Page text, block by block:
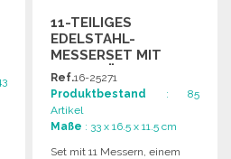
11-TEILIGES
EDELSTAHL-
MESSERSET MIT
HOLZSTÄNDER
Ref.16-25271
Produktbestand : 85
Artikel
Maße : 33 x 16.5 x 11.5 cm
Set mit 11 Messern, einem